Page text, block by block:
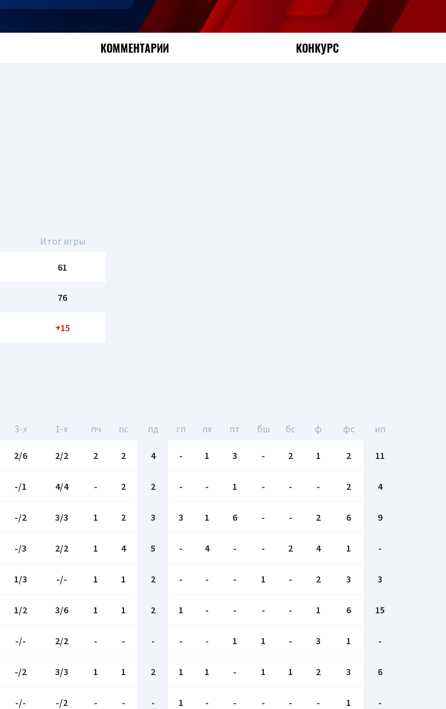
КОММЕНТАРИИ КОНКУРС
Итог игры
61
76
+15
3-x 1-x пч пс пд гп пх пт бш бc ф фс ип
2/6 2/2 2 2 4 - 1 3 - 2 1 2 11
-/1 4/4 - 2 2 - - 1 - - - 2 4
-/2 3/3 1 2 3 3 1 6 - - 2 6 9
-/3 2/2 1 4 5 - 4 - - 2 4 1 -
1/3 -/- 1 1 2 - - - 1 - 2 3 3
1/2 3/6 1 1 2 1 - - - - 1 6 15
-/- 2/2 - - - - - 1 1 - 3 1 -
-/2 3/3 1 1 2 1 1 - 1 1 2 3 6
-/- -/2 - - - 1 - - - - - 1 -